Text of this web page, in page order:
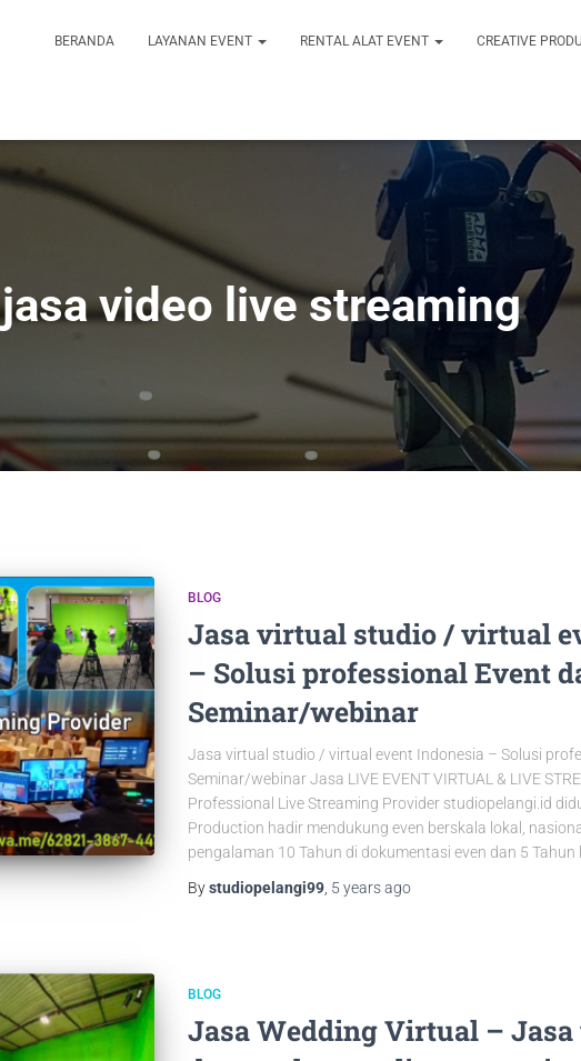
BERANDA LAYANAN EVENT RENTAL ALAT EVENT CREATIVE
jasa video live streaming
BLOG
Jasa virtual studio / virtual
– Solusi professional Event
Seminar/webinar
Jasa virtual studio / virtual event Indonesia – Solusi
Seminar/webinar Jasa LIVE EVENT VIRTUAL & LIVE
Professional Live Streaming Provider studiopelangi.id
Production hadir mendukung even berskala lokal,
pengalaman 10 Tahun di dokumentasi even dan 5 Tahun
Bystudiopelangi99, 5 yearsago
BLOG
Jasa Wedding Virtual –